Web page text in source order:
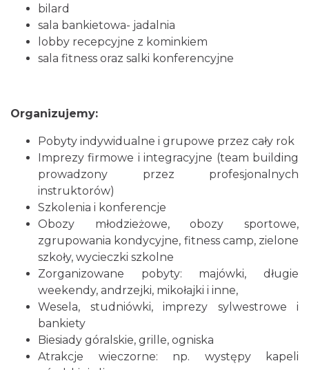
bilard
sala bankietowa- jadalnia
lobby recepcyjne z kominkiem
sala fitness oraz salki konferencyjne
Organizujemy:
Pobyty indywidualne i grupowe przez cały rok
Imprezy firmowe i integracyjne (team building
prowadzony przez profesjonalnych
instruktorów)
Szkolenia i konferencje
Obozy młodzieżowe, obozy sportowe,
zgrupowania kondycyjne, fitness camp, zielone
szkoły, wycieczki szkolne
Zorganizowane pobyty: majówki, długie
weekendy, andrzejki, mikołajki i inne,
Wesela, studniówki, imprezy sylwestrowe i
bankiety
Biesiady góralskie, grille, ogniska
Atrakcje wieczorne: np. występy kapeli